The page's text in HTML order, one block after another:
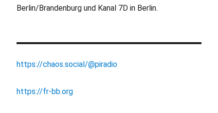
Berlin/Brandenburg und Kanal 7D in Berlin.
https://chaos.social/@piradio
https://fr-bb.org